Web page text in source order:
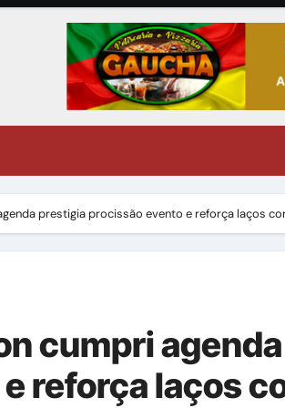
prestigia procissão evento e reforça laços
cumpri
reforça laços